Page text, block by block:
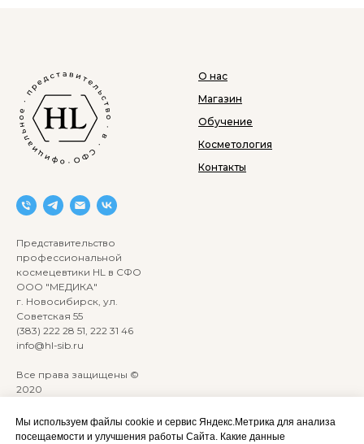
Мы используем файлы cookie и сервис Яндекс.Метрика для анализа
посещаемости и улучшения работы Сайта. Какие данные
Представительство
профессиональной
космецевтики HL в СФО
ООО "МЕДИКА"
г. Новосибирск, ул.
Советская 55
(383) 222 28 51, 222 31 46
info@hl-sib.ru
Все права защищены ©
2020
ANKRYONK
О нас
Магазин
Обучение
Косметология
Контакты